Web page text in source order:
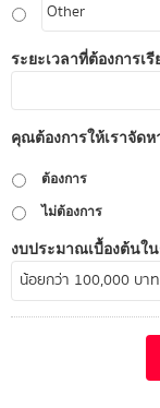
ระยะเวลาที่ต้องการเ
คุณต้องการให้เราจัด
ต้องการ
ไม่ต้องการ
งบประมาณเบื้องต้นใ